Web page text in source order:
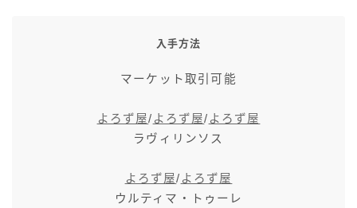
入手方法
マーケット取引可能
よろず屋/ よろず屋/ よろず屋
ラヴィリンソス
よろず屋/ よろず屋
ウルティマ・トゥーレ